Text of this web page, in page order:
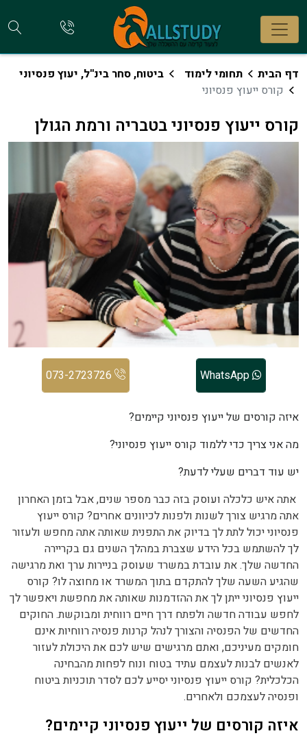
להתקשר
דף הבית תחומי לימוד
ביטוח, סחר בינ''ל, יעוץ פנסיוני
קורס ייעוץ פנסיוני
קורס ייעוץ פנסיוני בטבריה ורמת הגולן
WhatsApp
איזה קורסים של ייעוץ פנסיוני קיימים?
מה אני צריך כדי ללמוד קורס ייעוץ פנסיוני?
יש עוד דברים שעלי לדעת?
אתה איש כלכלה ועוסק בזה כבר מספר שנים, אבל בזמן האחרון
אתה מרגיש צורך לשנות ולפנות לכיוונים אחרים? קורס ייעוץ
פנסיוני יכול לתת לך בדיוק את התפנית שאותה אתה מחפש ולעזור
לך להשתמש בכל הידע שצברת במהלך השנים גם בקריירה
החדשה שלך. את עובדת במשרד שעוסק בניירות ערך ואת מרגישה
שהגיע השעה שלך להתקדם בתוך המשרד או מחוצה לו? קורס
ייעוץ פנסיוני ייתן לך את ההזדמנות שאותה את מחפשת ויאפשר לך
לחפש עבודה חדשה ולפתח דרך חיים רווחית ומבוקשת. החוקים
החדשים של הפנסיה והצורך לנהל קרנות פנסיה רווחיות אינם
חומקים מעיניכם, ואתם מרגישים שיש לכם את היכולת לעזור
לאנשים לבנות לעצמם עתיד בטוח ונוח לפחות מהבחינה
הכלכלית? קורס ייעוץ פנסיוני יסייע לכם לסדר תוכניות ביטוח
ופנסיה לעצמכם ולאחרים.
איזה קורסים של ייעוץ פנסיוני קיימים?